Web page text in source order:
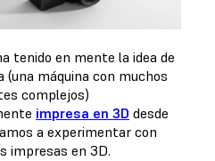
tenido en mente la idea de
(una máquina con muchos
complejos)
impresa en 3D desde
a experimentar con
impresas en 3D.